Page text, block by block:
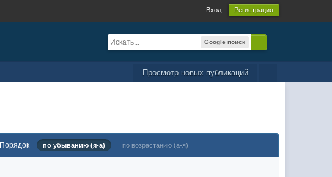
Вход Регистрация
Google поиск
Просмотр новых публикаций
Порядок по убыванию (я-а) по возрастанию (а-я)